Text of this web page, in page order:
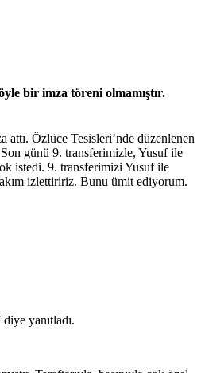
bir imza töreni olmamıştır.
attı. Özlüce Tesisleri’nde düzenlenen
günü 9. transferimizle, Yusuf ile
istedi. 9. transferimizi Yusuf ile
izlettiririz. Bunu ümit ediyorum.
yanıtladı.